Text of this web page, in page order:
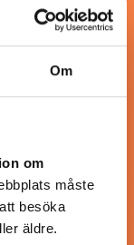
Om
om
måste
besöka
äldre.
eftersom
mjölet.…